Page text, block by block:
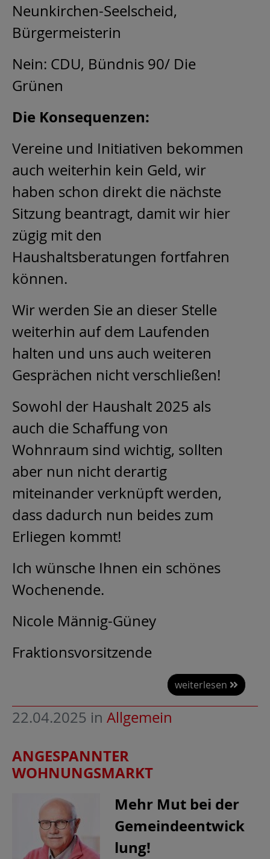
Neunkirchen-Seelscheid,
Bürgermeisterin
Nein: CDU, Bündnis 90/ Die
Grünen
Die Konsequenzen:
Vereine und Initiativen bekommen
auch weiterhin kein Geld, wir
haben schon direkt die nächste
Sitzung beantragt, damit wir hier
zügig mit den
Haushaltsberatungen fortfahren
können.
Wir werden Sie an dieser Stelle
weiterhin auf dem Laufenden
halten und uns auch weiteren
Gesprächen nicht verschließen!
Sowohl der Haushalt 2025 als
auch die Schaffung von
Wohnraum sind wichtig, sollten
aber nun nicht derartig
miteinander verknüpft werden,
dass dadurch nun beides zum
Erliegen kommt!
Ich wünsche Ihnen ein schönes
Wochenende.
Nicole Männig-Güney
Fraktionsvorsitzende
weiterlesen
22.04.2025 in Allgemein
ANGESPANNTER
WOHNUNGSMARKT
Mehr Mut bei der
Gemeindeentwick
lung!